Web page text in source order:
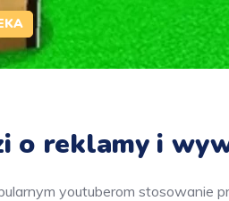
o reklamy i
youtuberom stosowanie